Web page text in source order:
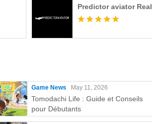
Predictor aviator Real
Game News May 11, 2026
Tomodachi Life : Guide et Conseils
pour Débutants